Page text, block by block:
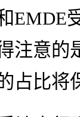
EMDE
注意的
占比将